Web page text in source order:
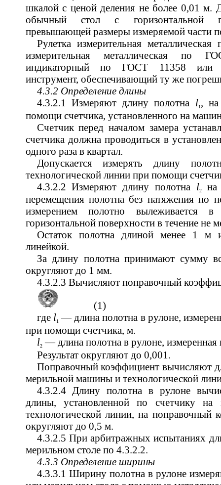
шкалой с ценой деления не более 0,01 м.
обычный стол с горизонтальной
превышающей размеры измеряемой части
Рулетка измерительная
измерительная металлическая по
индикаторный по ГОСТ 11358 или
инструмент, обеспечивающий ту же
4.3.2 Определение длины
4.3.2.1 Измеряют длину полотна l1 , на
помощи счетчика, установленного на
Счетчик перед началом замера
счетчика должна проводиться в
одного раза в квартал.
Допускается измерять длину
технологической линии при помощи
4.3.2.2 Измеряют длину полотна l2на
перемещения полотна без натяжения по
измерением полотно вылеживается
горизонтальной поверхности в течение не
Остаток полотна длиной менее 1 м
линейкой.
За длину полотна принимают сумму
округляют до 1 мм.
4.3.2.3 Вычисляют поправочный
(1)
где l1 — длина полотна в рулоне,
при помощи счетчика, м.
l2— длина полотна в рулоне, измеренная
Результат округляют до 0,001.
Поправочный коэффициент вычисляют
мерильной машины и технологической
4.3.2.4 Длину полотна в рулоне
длины, установленной по счетчику
технологической линии, на поправочный
округляют до 0,5 м.
4.3.2.5 При арбитражных испытаниях
мерильном столе по 4.3.2.2.
4.3.3 Определение ширины
4.3.3.1 Ширину полотна в рулоне